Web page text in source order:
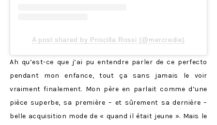
A post shared by Priscilla Rossi (@mercredie)
Ah qu’est-ce que j’ai pu entendre parler de ce perfecto
pendant mon enfance, tout ça sans jamais le voir
vraiment finalement. Mon père en parlait comme d’une
pièce superbe, sa première – et sûrement sa dernière –
belle acquisition mode de « quand il était jeune ». Mais le